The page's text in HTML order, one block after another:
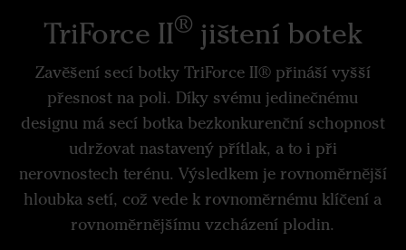
TriForce II® jištení botek
Zavěšení secí botky TriForce II® přináší vyšší
přesnost na poli. Díky svému jedinečnému
designu má secí botka bezkonkurenční schopnost
udržovat nastavený přítlak, a to i při
nerovnostech terénu. Výsledkem je rovnoměrnější
hloubka setí, což vede k rovnoměrnému klíčení a
rovnoměrnějšímu vzcházení plodin.